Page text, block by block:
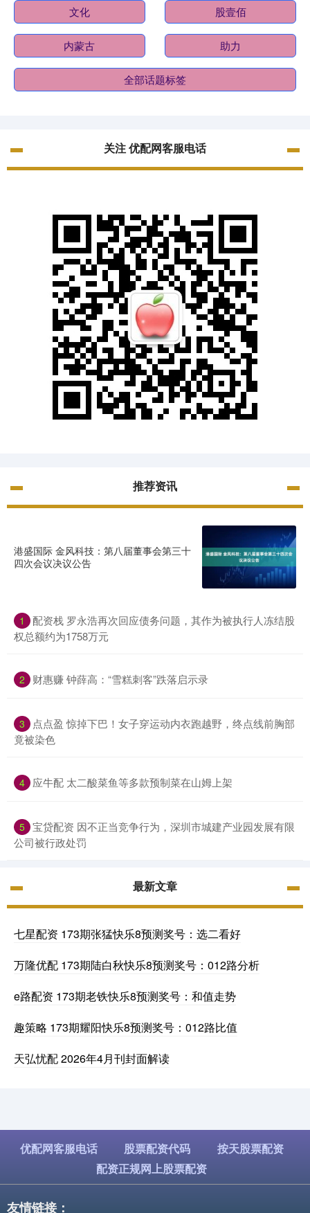
文化 股壹佰
内蒙古 助力
全部话题标签
关注 优配网客服电话
推荐资讯
港盛国际 金风科技：第八届董事会第三十
四次会议决议公告
1
配资栈 罗永浩再次回应债务问题，其作为被执行人冻结股
权总额约为1758万元
2 财惠赚 钟薛高：“雪糕刺客”跌落启示录
3
点点盈 惊掉下巴！女子穿运动内衣跑越野，终点线前胸部
竟被染色
4 应牛配 太二酸菜鱼等多款预制菜在山姆上架
5 宝贷配资 因不正当竞争行为，深圳市城建产业园发展有限
公司被行政处罚
最新文章
七星配资 173期张猛快乐8预测奖号：选二看好
万隆优配 173期陆白秋快乐8预测奖号：012路分析
e路配资 173期老铁快乐8预测奖号：和值走势
趣策略 173期耀阳快乐8预测奖号：012路比值
天弘忧配 2026年4月刊封面解读
优配网客服电话 股票配资代码
按天股票配资
配资正规网上股票配资
友情链接：